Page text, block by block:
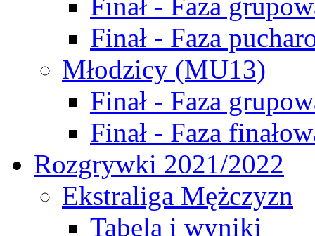
Finał - Faza
Młodzicy (MU13)
Finał - Faza
Finał - Faza
Rozgrywki 2021/2022
Ekstraliga Mężczyzn
Tabela i wyniki